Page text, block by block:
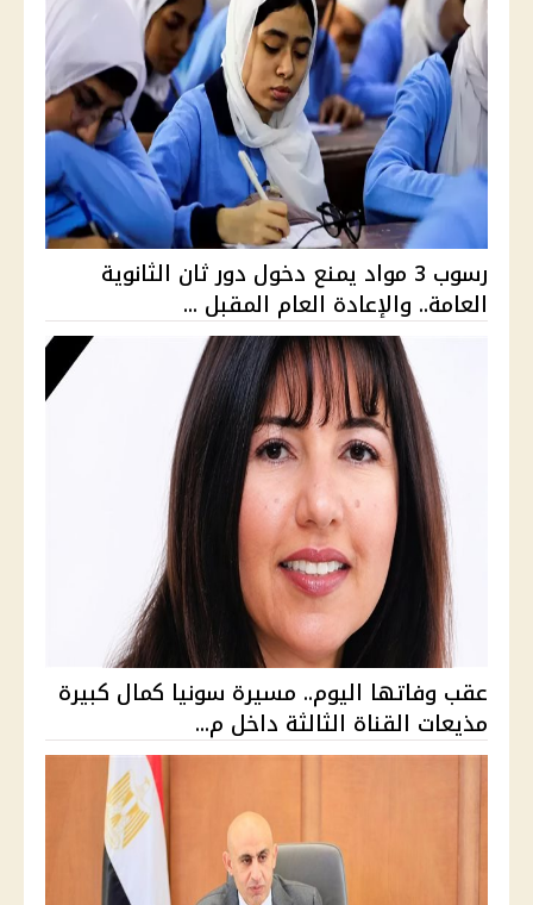
رسوب 3 مواد يمنع دخول دور ثان الثانوية
العامة.. والإعادة العام المقبل ...
عقب وفاتها اليوم.. مسيرة سونيا كمال كبيرة
مذيعات القناة الثالثة داخل م...